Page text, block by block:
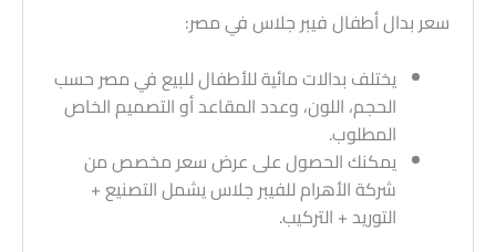
سعر بدال أطفال فيبر جلاس في مصر:
يختلف بدالات مائية للأطفال للبيع في مصر حسب
الحجم، اللون، وعدد المقاعد أو التصميم الخاص
المطلوب.
يمكنك الحصول على عرض سعر مخصص من
شركة الأهرام للفيبر جلاس يشمل التصنيع +
التوريد + التركيب.